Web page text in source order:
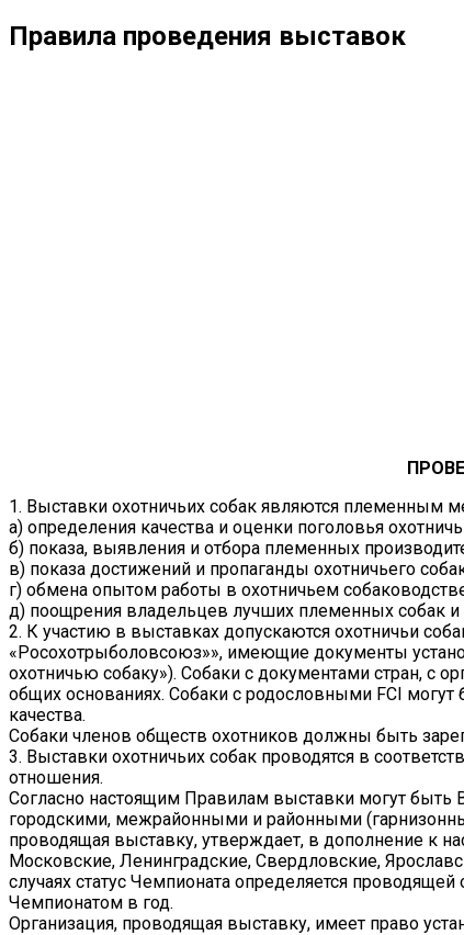
Правила проведения выставок
1. Выставки охотничьих собак являются племенным
а) определения качества и оценки поголовья
б) показа, выявления и отбора племенных
в) показа достижений и пропаганды охотничьего
г) обмена опытом работы в охотничьем
д) поощрения владельцев лучших племенных собак
2. К участию в выставках допускаются охотничьи
«Росохотрыболовсоюз»», имеющие документы
охотничью собаку»). Собаки с документами стран, с
общих основаниях. Собаки с родословными FCI
качества.
Собаки членов обществ охотников должны быть
3. Выставки охотничьих собак проводятся в
отношения.
Согласно настоящим Правилам выставки могут
городскими, межрайонными и районными
проводящая выставку, утверждает, в дополнение к
Московские, Ленинградские, Свердловские,
случаях статус Чемпионата определяется
Чемпионатом в год.
Организация, проводящая выставку, имеет право